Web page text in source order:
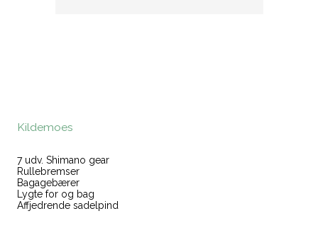
Kildemoes
7 udv. Shimano gear
Rullebremser
Bagagebærer
Lygte for og bag
Affjedrende sadelpind